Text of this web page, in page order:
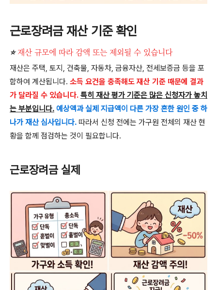
근로장려금 재산 기준 확인
⭐재산 규모에 따라 감액 또는 제외될 수 있습니다
재산은 주택, 토지, 건축물, 자동차, 금융자산, 전세보증금 등을 포
함하여 계산됩니다. 소득 요건을 충족해도 재산 기준 때문에 결과
가 달라질 수 있습니다. 특히 재산 평가 기준은 많은 신청자가 놓치
는 부분입니다. 예상액과 실제 지급액이 다른 가장 흔한 원인 중 하
나가 재산 심사입니다. 따라서 신청 전에는 가구원 전체의 재산 현
황을 함께 점검하는 것이 필요합니다.
근로장려금 실제